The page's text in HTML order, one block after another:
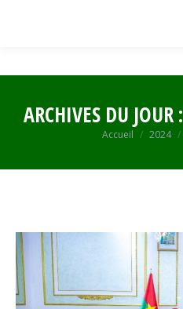
ARCHIVES DU JOUR :
Vous êtes ici :
Accueil 2024